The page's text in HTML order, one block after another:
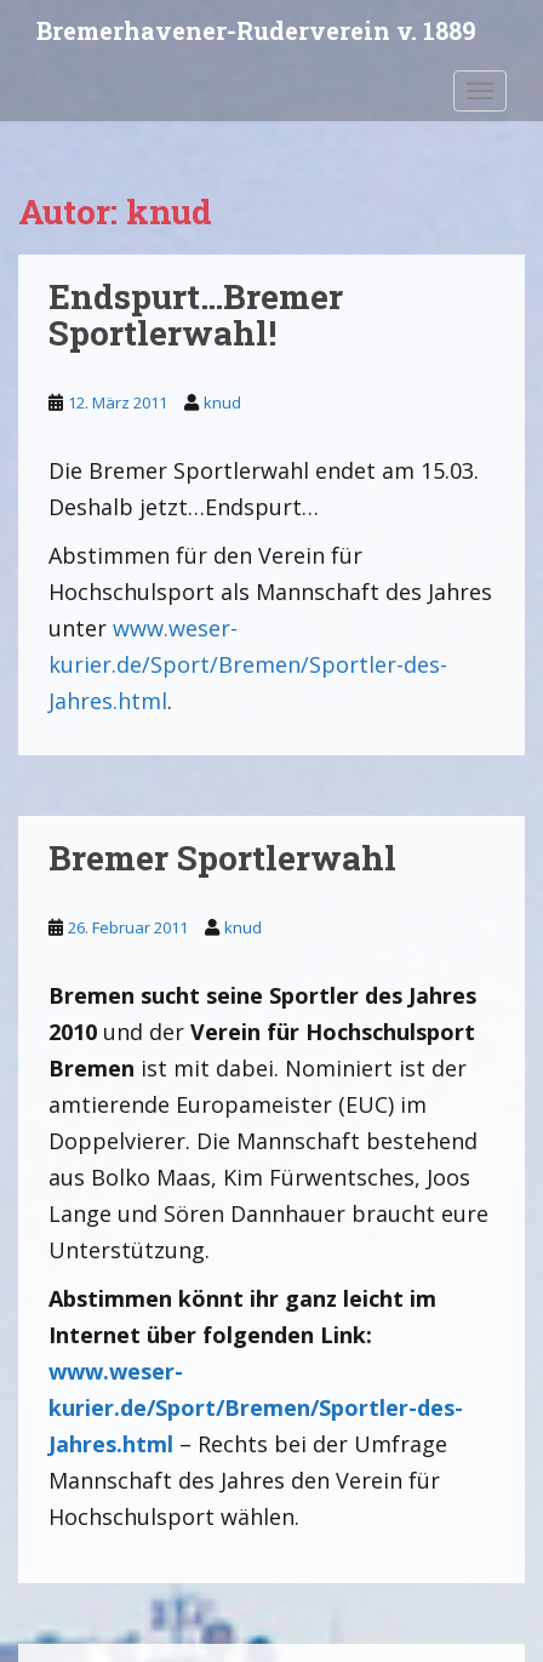
t
Bremerhavener-Ruderverein v. 1889
Toggle
Autor: knud
Endspurt…Bremer
Sportlerwahl!
12. März 2011 knud
Die Bremer Sportlerwahl endet am 15.03.
Deshalb jetzt…Endspurt…
Abstimmen für den Verein für
Hochschulsport als Mannschaft des Jahres
unter www.weser-
kurier.de/Sport/Bremen/Sportler-des-
Jahres.html.
Bremer Sportlerwahl
26. Februar 2011 knud
Bremen sucht seine Sportler des Jahres
2010 und der Verein für Hochschulsport
Bremen ist mit dabei. Nominiert ist der
amtierende Europameister (EUC) im
Doppelvierer. Die Mannschaft bestehend
aus Bolko Maas, Kim Fürwentsches, Joos
Lange und Sören Dannhauer braucht eure
Unterstützung.
Abstimmen könnt ihr ganz leicht im
Internet über folgenden Link:
www.weser-
kurier.de/Sport/Bremen/Sportler-des-
Jahres.html – Rechts bei der Umfrage
Mannschaft des Jahres den Verein für
Hochschulsport wählen.